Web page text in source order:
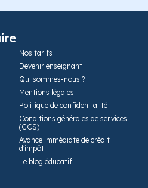
Nos tarifs
Devenir enseignant
Qui sommes-nous ?
Mentions légales
Politique de confidentialité
Conditions générales de services
(CGS)
Avance immédiate de crédit
d'impôt
Le blog éducatif